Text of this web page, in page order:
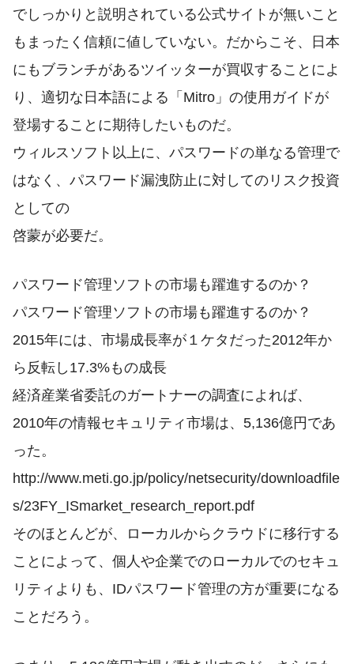
でしっかりと説明されている公式サイトが無いこと
もまったく信頼に値していない。だからこそ、日本
にもブランチがあるツイッターが買収することによ
り、適切な日本語による「Mitro」の使用ガイドが
登場することに期待したいものだ。
ウィルスソフト以上に、パスワードの単なる管理で
はなく、パスワード漏洩防止に対してのリスク投資
としての
啓蒙が必要だ。
パスワード管理ソフトの市場も躍進するのか？
パスワード管理ソフトの市場も躍進するのか？
2015年には、市場成長率が１ケタだった2012年か
ら反転し17.3%もの成長
経済産業省委託のガートナーの調査によれば、
2010年の情報セキュリティ市場は、5,136億円であ
った。
http://www.meti.go.jp/policy/netsecurity/downloadfile
s/23FY_ISmarket_research_report.pdf
そのほとんどが、ローカルからクラウドに移行する
ことによって、個人や企業でのローカルでのセキュ
リティよりも、IDパスワード管理の方が重要になる
ことだろう。